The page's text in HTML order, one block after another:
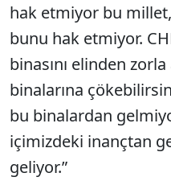
hak etmiyor bu
bunu hak etmiyor.
binasını elinden
binalarına
bu binalardan
içimizdeki inançtan
geliyor.”